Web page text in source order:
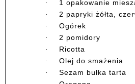
· 1 opakowanie
· 2 papryki żółta,
· Ogórek
· 2 pomidory
· Ricotta
· Olej do smażenia
· Sezam bułka tarta